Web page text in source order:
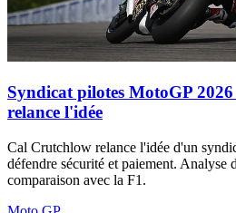
Syndicat pilotes MotoGP
relance l'idée
Cal Crutchlow relance l'idée d'un
défendre sécurité et paiement. Analyse
comparaison avec la F1.